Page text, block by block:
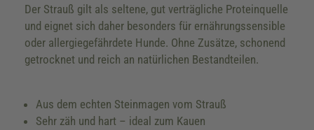
Der Strauß gilt als seltene, gut verträgliche Proteinquelle
und eignet sich daher besonders für ernährungssensible
oder allergiegefährdete Hunde. Ohne Zusätze, schonend
getrocknet und reich an natürlichen Bestandteilen.
Aus dem echten Steinmagen vom Strauß
Sehr zäh und hart – ideal zum Kauen